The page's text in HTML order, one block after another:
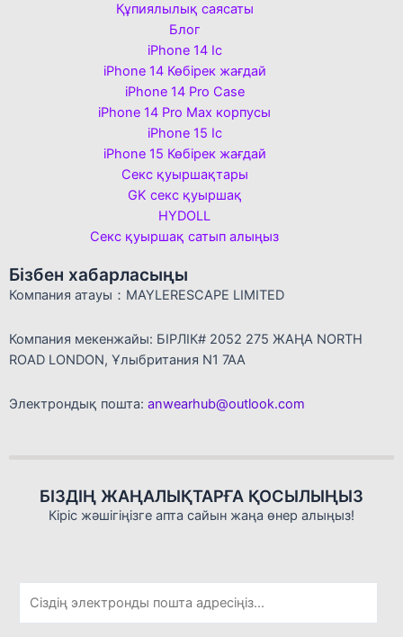
Құпиялылық саясаты
Блог
iPhone 14 Іс
iPhone 14 Көбірек жағдай
iPhone 14 Pro Case
iPhone 14 Pro Max корпусы
iPhone 15 Іс
iPhone 15 Көбірек жағдай
Секс қуыршақтары
GK секс қуыршақ
HYDOLL
Секс қуыршақ сатып алыңыз
Бізбен хабарласыңы
Компания атауы：MAYLERESCAPE LIMITED
Компания мекенжайы: БІРЛІК# 2052 275 ЖАҢА NORTH
ROAD LONDON, Ұлыбритания N1 7AA
Электрондық пошта: anwearhub@outlook.com
БІЗДІҢ ЖАҢАЛЫҚТАРҒА ҚОСЫЛЫҢЫЗ
Кіріс жәшігіңізге апта сайын жаңа өнер алыңыз!